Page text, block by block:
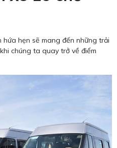
hẹn sẽ mang đến những trải
chúng ta quay trở về điểm